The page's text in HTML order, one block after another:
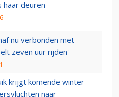
haar deuren
nu verbonden met
zeven uur rijden'
krijgt komende winter
naar